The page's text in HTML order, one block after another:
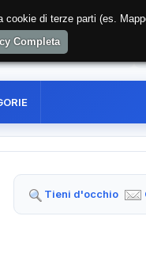
UTENTE
Tieni d'occhio
di terze parti (es.
Completa